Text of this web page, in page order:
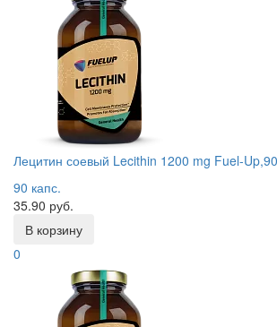
Лецитин соевый Lecithin 1200 mg Fuel-
90 капс.
35.90 руб.
В корзину
0